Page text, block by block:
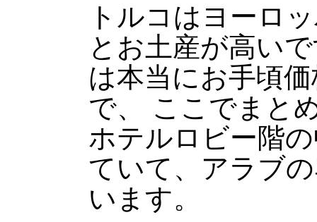
トルコはヨーロ
とお土産が高い
は本当にお手頃
で、 ここでまと
ホテルロビー階
ていて、アラブ
います。